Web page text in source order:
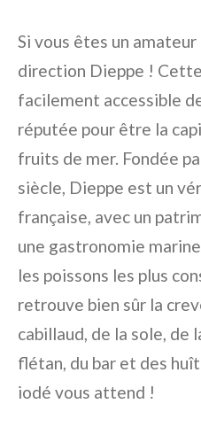
Si vous êtes un
direction Dieppe !
facilement accessible
réputée pour être la
fruits de mer. Fondée
siècle, Dieppe est un
française, avec un
une gastronomie
les poissons les plus
retrouve bien sûr la
cabillaud, de la sole, de
flétan, du bar et des
iodé vous attend !